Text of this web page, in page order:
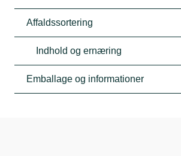
Affaldssortering
Indhold og ernæring
Emballage og informationer